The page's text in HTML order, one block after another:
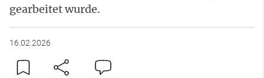
gearbeitet wurde.
16.02.2026